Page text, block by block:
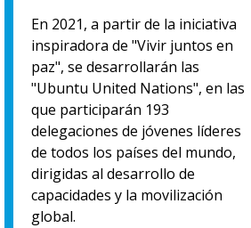
En 2021, a partir de la iniciativa
inspiradora de "Vivir juntos en
paz", se desarrollarán las
"Ubuntu United Nations", en las
que participarán 193
delegaciones de jóvenes líderes
de todos los países del mundo,
dirigidas al desarrollo de
capacidades y la movilización
global.